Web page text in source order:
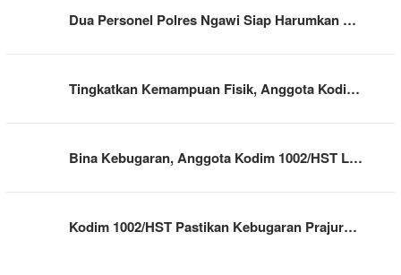
Dua Personel Polres Ngawi Siap Harumkan …
Tingkatkan Kemampuan Fisik, Anggota Kodi…
Bina Kebugaran, Anggota Kodim 1002/HST L…
Kodim 1002/HST Pastikan Kebugaran Prajur…